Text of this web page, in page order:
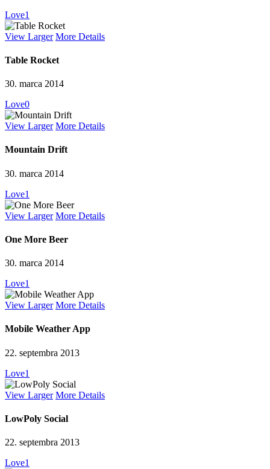
Love1
View Larger More Details
Table Rocket
30. marca 2014
Love0
View Larger More Details
Mountain Drift
30. marca 2014
Love1
View Larger More Details
One More Beer
30. marca 2014
Love1
View Larger More Details
Mobile Weather App
22. septembra 2013
Love1
View Larger More Details
LowPoly Social
22. septembra 2013
Love1